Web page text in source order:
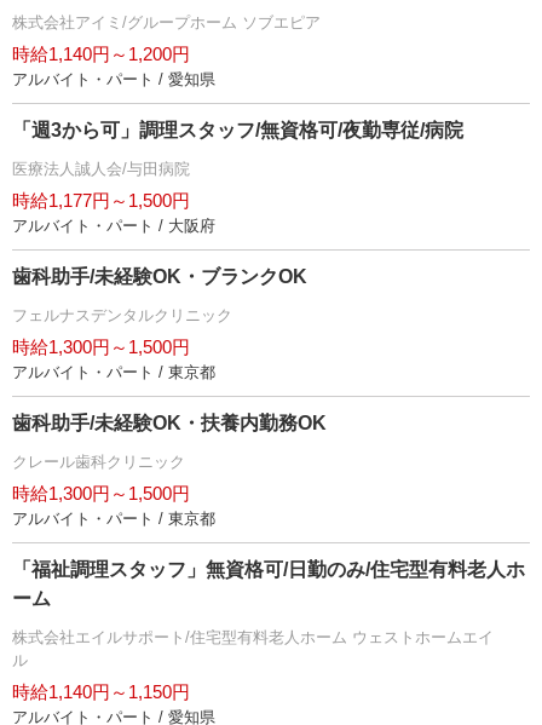
株式会社アイミ/グループホーム ソブエピア
時給1,140円～1,200円
アルバイト・パート / 愛知県
「週3から可」調理スタッフ/無資格可/夜勤専従/病院
医療法人誠人会/与田病院
時給1,177円～1,500円
アルバイト・パート / 大阪府
歯科助手/未経験OK・ブランクOK
フェルナスデンタルクリニック
時給1,300円～1,500円
アルバイト・パート / 東京都
歯科助手/未経験OK・扶養内勤務OK
クレール歯科クリニック
時給1,300円～1,500円
アルバイト・パート / 東京都
「福祉調理スタッフ」無資格可/日勤のみ/住宅型有料老人ホ
ーム
株式会社エイルサポート/住宅型有料老人ホーム ウェストホームエイ
ル
時給1,140円～1,150円
アルバイト・パート / 愛知県